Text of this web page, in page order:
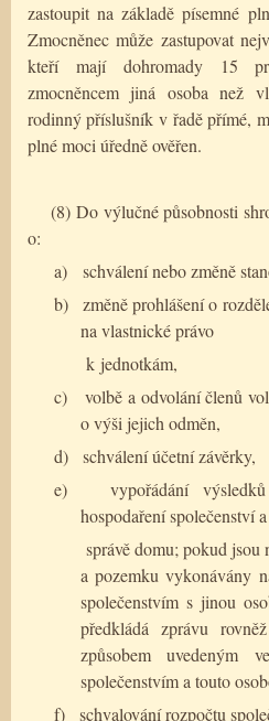
zastoupit na základě písemné
Zmocněnec může zastupovat
kteří mají dohromady 15
zmocněncem jiná osoba než
rodinný příslušník v řadě přímé,
plné moci úředně ověřen.
(8) Do výlučné působnosti
o:
a)
schválení nebo změně
b)
změně prohlášení o
na vlastnické právo
k jednotkám,
c)
volbě a odvolání členů
o výši jejich odměn,
d)
schválení účetní závěrky,
e)
vypořádání
hospodaření společenství a
správě domu; pokud jsou
a pozemku vykonávány
společenstvím s jinou
předkládá zprávu
způsobem uvedeným
společenstvím a touto
f)
schvalování rozpočtu